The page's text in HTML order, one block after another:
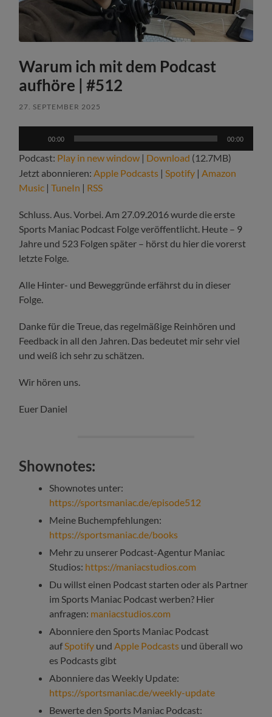
Warum ich mit dem Podcast
aufhöre | #512
27. SEPTEMBER 2025
00:00 00:00
Podcast: Play in new window | Download (12.7MB)
Jetzt abonnieren:Apple Podcasts |Spotify |Amazon
Music |TuneIn | RSS
Schluss. Aus. Vorbei. Am 27.09.2016 wurde die erste
Sports Maniac Podcast Folge veröffentlicht. Heute – 9
Jahre und 523 Folgen später – hörst du hier die vorerst
letzte Folge.
Alle Hinter- und Beweggründe erfährst du in dieser
Folge.
Danke für die Treue, das regelmäßige Reinhören und
Feedback in all den Jahren. Das bedeutet mir sehr viel
und weiß ich sehr zu schätzen.
Wir hören uns.
Euer Daniel
Shownotes:
Shownotes unter:
https://sportsmaniac.de/episode512
Meine Buchempfehlungen:
https://sportsmaniac.de/books
Mehr zu unserer Podcast-Agentur Maniac
Studios: https://maniacstudios.com
Du willst einen Podcast starten oder als Partner
im Sports Maniac Podcast werben? Hier
anfragen: maniacstudios.com
Abonniere den Sports Maniac Podcast
aufSpotify undApple Podcasts und überall wo
es Podcasts gibt
Abonniere das Weekly Update:
https://sportsmaniac.de/weekly-update
Bewerte den Sports Maniac Podcast: